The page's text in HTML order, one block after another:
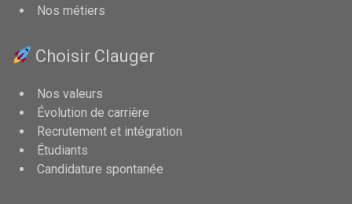
Nos métiers
Choisir Clauger
Nos valeurs
Évolution de carrière
Recrutement et intégration
Étudiants
Candidature spontanée